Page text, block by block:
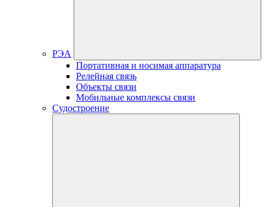
РЭА
Портативная и носимая аппаратура
Релейная связь
Объекты связи
Мобильные комплексы связи
Судостроение